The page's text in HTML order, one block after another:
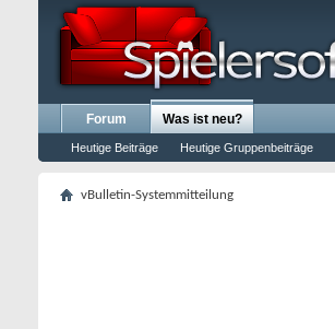
Forum Was ist neu?
Heutige Beiträge Heutige Gruppenbeiträge
vBulletin-Systemmitteilung